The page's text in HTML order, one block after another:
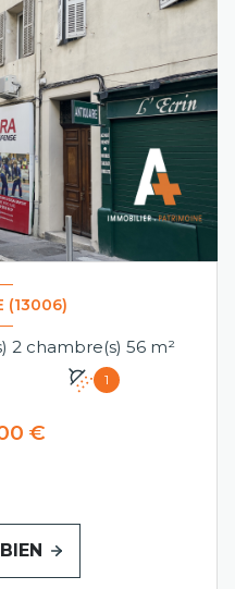
(13006)
Appartement 3 pièce(s) 2 chambre(s) 56 m²
1
€